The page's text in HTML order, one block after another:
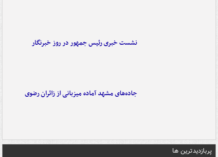
نشست خبری رئیس جمهور در روز خبرنگار
جاده‌های مشهد آماده میزبانی از زائران رضوی
پربازدیدترین ها